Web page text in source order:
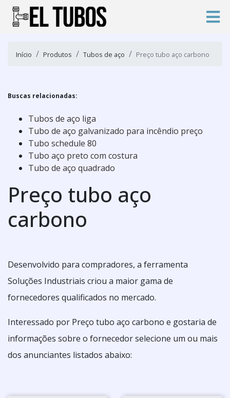
Início Produtos Tubos de aço Preço tubo aço carbono
Buscas relacionadas:
Tubos de aço liga
Tubo de aço galvanizado para incêndio preço
Tubo schedule 80
Tubo aço preto com costura
Tubo de aço quadrado
Preço tubo aço
carbono
Desenvolvido para compradores, a ferramenta
Soluções Industriais criou a maior gama de
fornecedores qualificados no mercado.
Interessado por Preço tubo aço carbono e gostaria de
informações sobre o fornecedor selecione um ou mais
dos anunciantes listados abaixo: